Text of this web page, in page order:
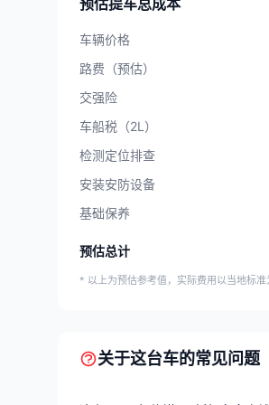
车辆价格
路费（预估）
交强险
车船税（2L）
检测定位排查
安装安防设备
基础保养
预估总计
* 以上为预估参考值，实际费用以当地标
关于这台车的常见问题